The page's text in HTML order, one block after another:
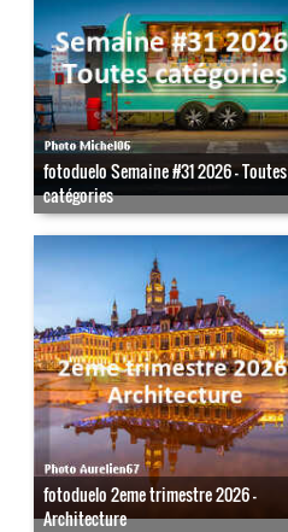
fotoduelo Semaine #31 2026 - Toutes
catégories
fotoduelo 2eme trimestre 2026 -
Architecture